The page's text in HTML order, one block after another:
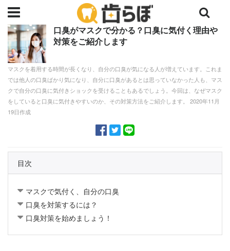
口臭がマスクで分かる？口臭に気付く理由や
対策をご紹介します
マスクを着用する時間が長くなり、自分の口臭が気になる人が増えています。これま
では他人の口臭ばかり気になり、自分に口臭があるとは思っていなかった人も、マス
クで自分の口臭に気付きショックを受けることもあるでしょう。今回は、なぜマスク
をしていると口臭に気付きやすいのか、その対策方法をご紹介します。 2020年11月
19日作成
目次
マスクで気付く、自分の口臭
口臭を対策するには？
口臭対策を始めましょう！